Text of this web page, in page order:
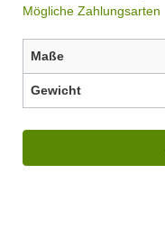
Mögliche Zahlungsarten
Maße
Gewicht